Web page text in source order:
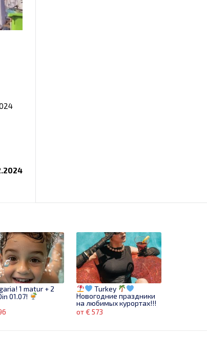
1 matur + 2
01.07!
Turkey
Новогодние праздники
на любимых курортах!!!
Летим 28.12!!!
от € 573